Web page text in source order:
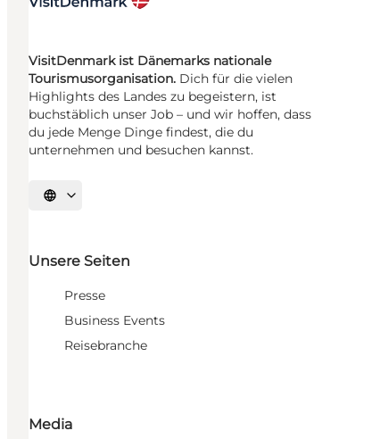
VisitDenmark ist Dänemarks nationale
Tourismusorganisation. Dich für die vielen
Highlights des Landes zu begeistern, ist
buchstäblich unser Job – und wir hoffen, dass
du jede Menge Dinge findest, die du
unternehmen und besuchen kannst.
Sprache auswählen
Unsere Seiten
Presse
Business Events
Reisebranche
Media